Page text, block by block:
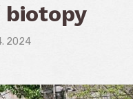
biotopy
2024